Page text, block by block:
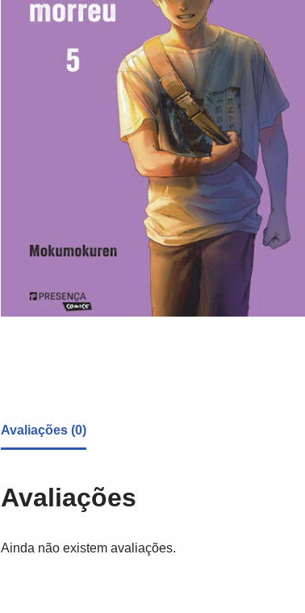
Avaliações (0)
Avaliações
Ainda não existem avaliações.